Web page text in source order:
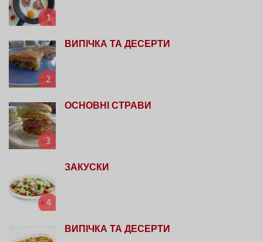
1
2
ВИПІЧКА ТА ДЕСЕРТИ
3
ОСНОВНІ СТРАВИ
4
ЗАКУСКИ
ВИПІЧКА ТА ДЕСЕРТИ